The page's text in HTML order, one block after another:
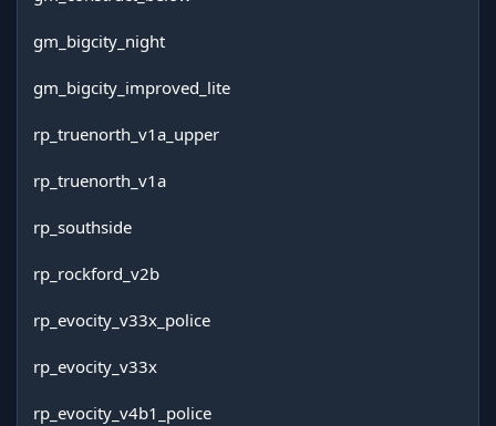
gm_bigcity_night
gm_bigcity_improved_lite
rp_truenorth_v1a_upper
rp_truenorth_v1a
rp_southside
rp_rockford_v2b
rp_evocity_v33x_police
rp_evocity_v33x
rp_evocity_v4b1_police